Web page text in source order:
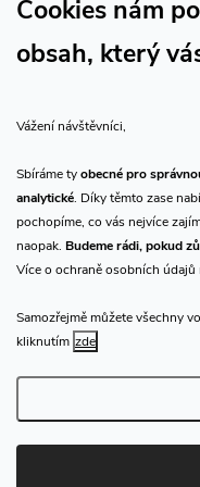
Cookies nám
obsah, který
Vážení návštěvníci,
Sbíráme tyobecné pro
analytické. Díky těmto zase
pochopíme, co vás nejvíce
naopak. Budeme rádi, pokud
Více o ochraně osobních údajů
Samozřejmě můžete všechny
kliknutím zde
Přijímáme online
Copyright 2026CHN.cz.